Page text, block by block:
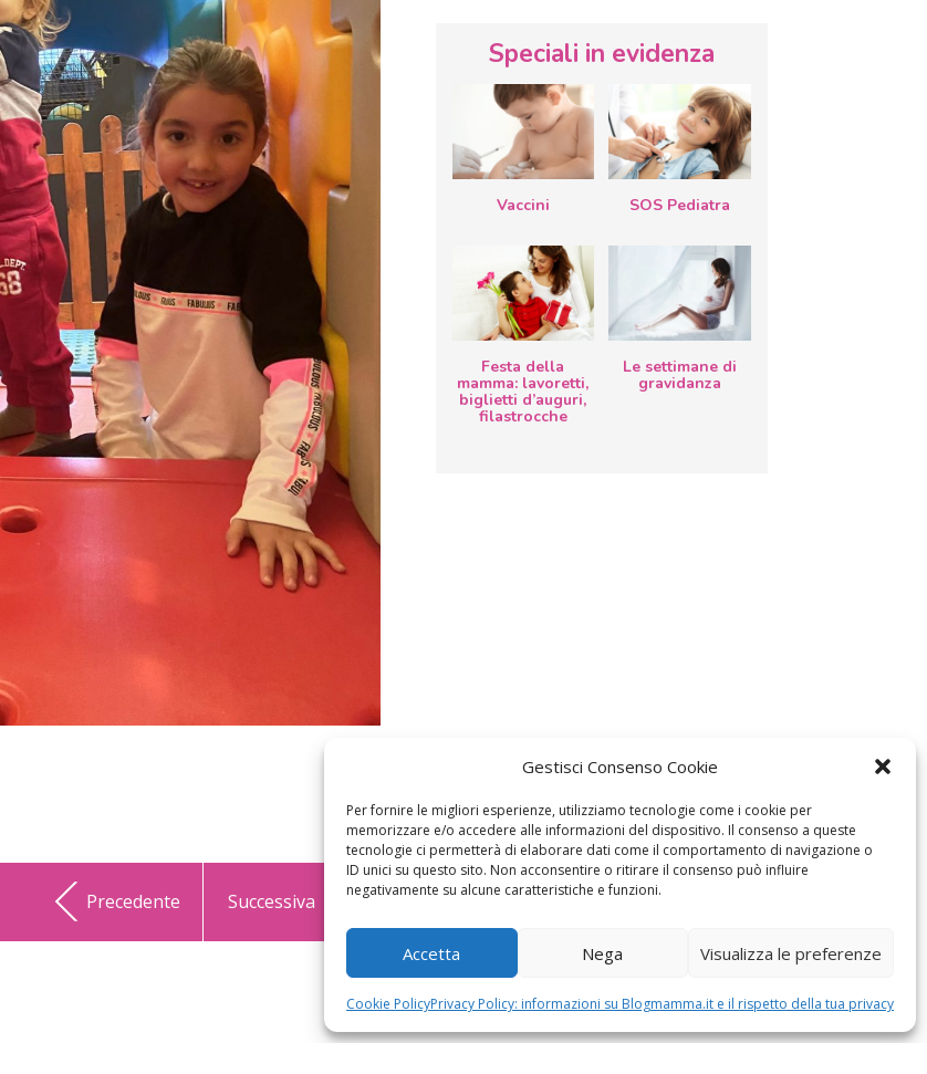
Gestisci Consenso Cookie
Per fornire le migliori esperienze, utilizziamo tecnologie come i cookie per
memorizzare e/o accedere alle informazioni del dispositivo. Il consenso a queste
tecnologie ci permetterà di elaborare dati come il comportamento di navigazione o
ID unici su questo sito. Non acconsentire o ritirare il consenso può influire
negativamente su alcune caratteristiche e funzioni.
Accetta Nega Visualizza le preferenze
Cookie PolicyPrivacy Policy: informazioni su Blogmamma.it e il rispetto della tua privacy
Precedente Successiva
Speciali in evidenza
Vaccini SOS Pediatra
Festa della
mamma: lavoretti,
biglietti d’auguri,
filastrocche
Le settimane di
gravidanza
PRIVACY & COOKIE POLICY MODIFICA IL CONSENSO COOKIE POLICY (UE)